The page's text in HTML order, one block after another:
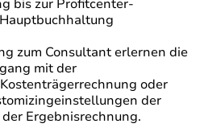
bis zur Profitcenter-
zum Consultant erlernen die
mit der
oder
der
Ergebnisrechnung.